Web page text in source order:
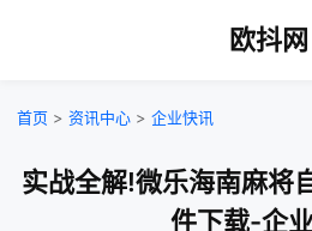
欧抖网
首页 > 资讯中心 > 企业快讯
实战全解!微乐海南麻将
件下载-企